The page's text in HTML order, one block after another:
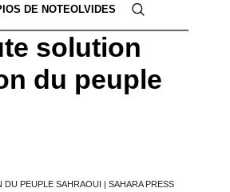
DE NOTEOLVIDES
solution
du peuple
PEUPLE SAHRAOUI | SAHARA PRESS